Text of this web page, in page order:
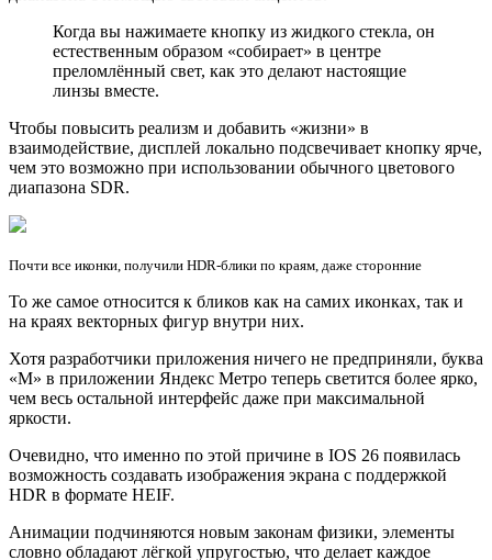
Когда вы нажимаете кнопку из жидкого стекла, он
естественным образом «собирает» в центре
преломлённый свет, как это делают настоящие
линзы вместе.
Чтобы повысить реализм и добавить «жизни» в
взаимодействие, дисплей локально подсвечивает кнопку ярче,
чем это возможно при использовании обычного цветового
диапазона SDR.
Почти все иконки, получили HDR-блики по краям, даже сторонние
То же самое относится к бликов как на самих иконках, так и
на краях векторных фигур внутри них.
Хотя разработчики приложения ничего не предприняли, буква
«М» в приложении Яндекс Метро теперь светится более ярко,
чем весь остальной интерфейс даже при максимальной
яркости.
Очевидно, что именно по этой причине в IOS 26 появилась
возможность создавать изображения экрана с поддержкой
HDR в формате HEIF.
Анимации подчиняются новым законам физики, элементы
словно обладают лёгкой упругостью, что делает каждое